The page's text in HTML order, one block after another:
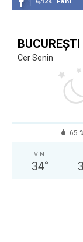
BUCUREȘTI
Cer Senin
65
VIN
34°